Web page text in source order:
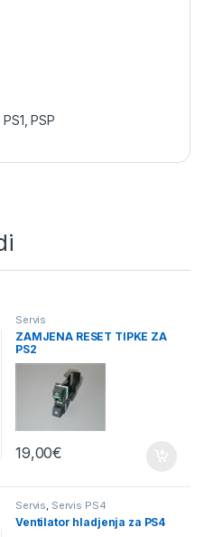
PSP
Servis
ZAMJENA RESET TIPKE ZA
PS2
19,00€
Servis, Servis PS4
Ventilator hladjenja za PS4